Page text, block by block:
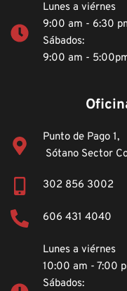
Lunes a viérnes
9:00 am - 6:30
Sábados:
9:00 am -
Punto de Pago 1,
Sótano Sector
302 856 3002
606 431 4040
Lunes a viérnes
10:00 am - 7:00
Sábados: